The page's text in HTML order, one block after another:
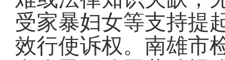
受家暴妇女等支持提
效行使诉权。 南雄市